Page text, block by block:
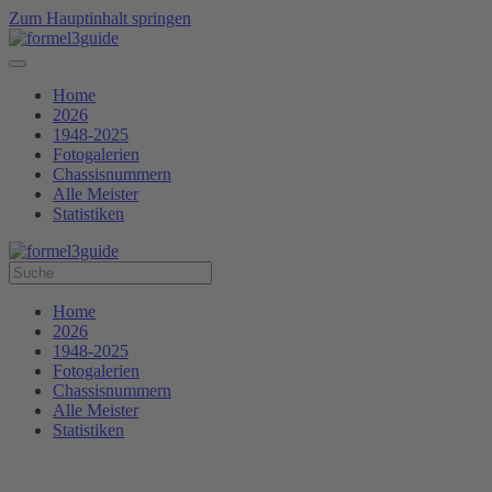
Zum Hauptinhalt springen
Home
2026
1948-2025
Fotogalerien
Chassisnummern
Alle Meister
Statistiken
Home
2026
1948-2025
Fotogalerien
Chassisnummern
Alle Meister
Statistiken